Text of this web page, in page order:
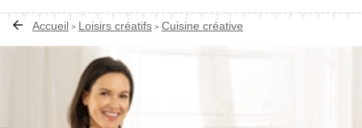
Accueil > Loisirs créatifs > Cuisine créative